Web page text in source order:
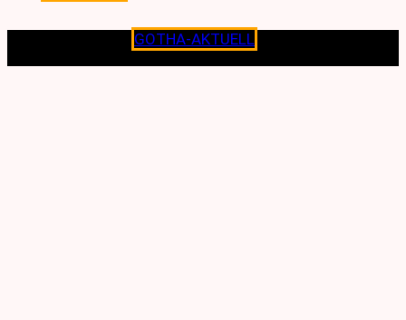
GOTHA-AKTUELL
Lokalen verpflichtet.